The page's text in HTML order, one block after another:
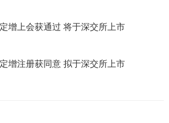
增上会获通过 将于深交所上市
增注册获同意 拟于深交所上市